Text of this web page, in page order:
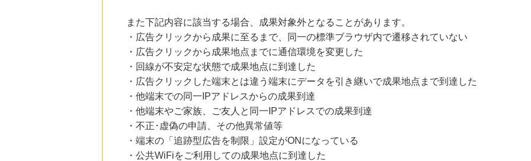
また下記内容に該当する場合、成果対象外となることがあります。
・広告クリックから成果に至るまで、同一の標準ブラウザ内で遷移されていない
・広告クリックから成果地点までに通信環境を変更した
・回線が不安定な状態で成果地点に到達した
・広告クリックした端末とは違う端末にデータを引き継いで成果地点まで到達した
・他端末での同一IPアドレスからの成果到達
・他端末やご家族、ご友人と同一IPアドレスでの成果到達
・不正･虚偽の申請、その他異常値等
・端末の「追跡型広告を制限」設定がONになっている
・公共WiFiをご利用しての成果地点に到達した